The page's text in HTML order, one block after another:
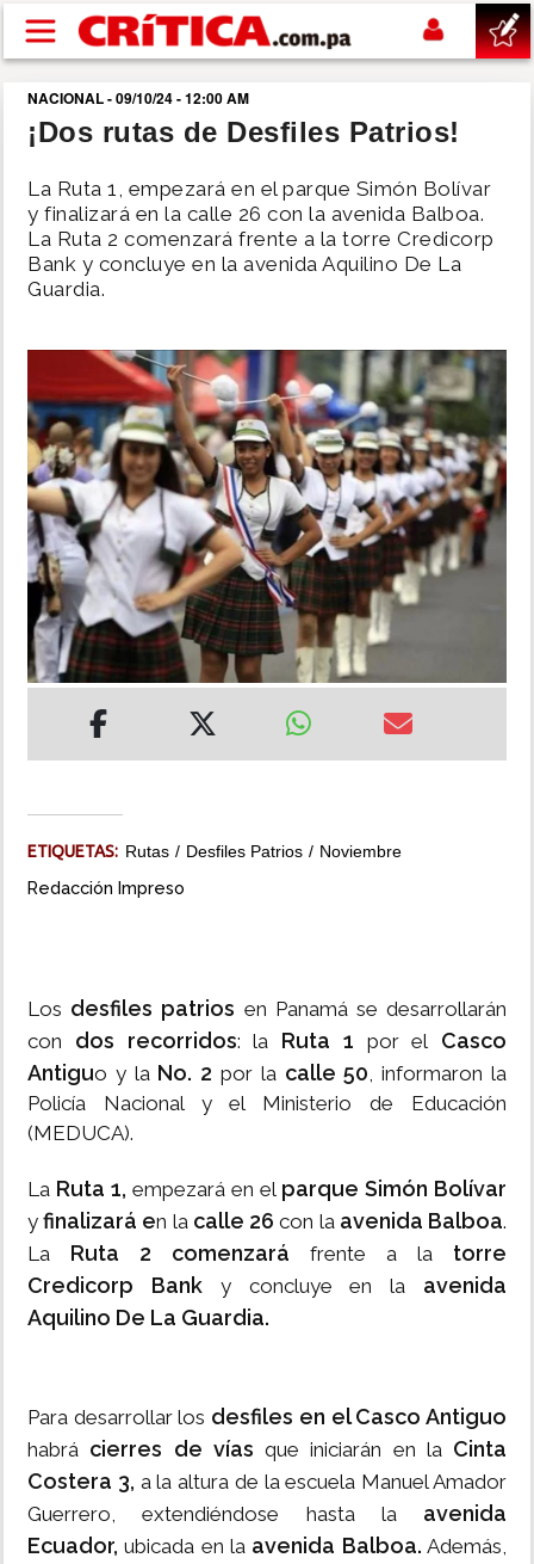
Pasar al contenido principal
buscar
NACIONAL
DEPORTES
MUNDO
INSÓLITAS
MULTIMEDIA
IMPRESO
NACIONAL - 09/10/24 - 12:00 AM
¡Dos rutas de Desfiles Patrios!
La Ruta 1, empezará en el parque Simón Bolívar
y finalizará en la calle 26 con la avenida Balboa.
La Ruta 2 comenzará frente a la torre Credicorp
Bank y concluye en la avenida Aquilino De La
Guardia.
ETIQUETAS: Rutas Desfiles Patrios Noviembre
Redacción Impreso
Los desfiles patrios en Panamá se desarrollarán
con dos recorridos: la Ruta 1 por el Casco
Antiguo y la No. 2 por lacalle 50, informaron la
Policía Nacional y el Ministerio de Educación
(MEDUCA).
La Ruta 1, empezará en el parque Simón Bolívar
yfinalizará en lacalle 26con la avenida Balboa.
La Ruta 2 comenzará frente a la torre
Credicorp Banky concluye en la avenida
Aquilino De La Guardia.
Para desarrollar los desfiles en el Casco Antiguo
habrá cierres de vías que iniciarán en laCinta
Costera 3, a la altura de la escuela Manuel Amador
Guerrero, extendiéndose hasta laavenida
Ecuador, ubicada en la avenida Balboa. Además,